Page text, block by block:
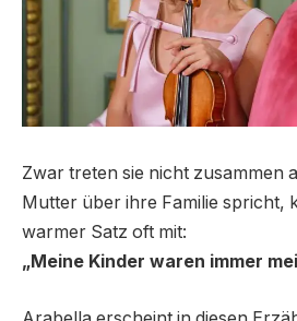
Zwar treten sie nicht zusammen
Mutter über ihre Familie spricht,
warmer Satz oft mit:
„Meine Kinder waren immer